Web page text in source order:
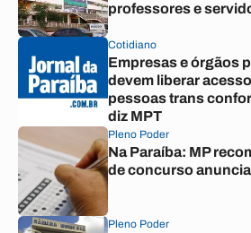
professores e
Cotidiano
Empresas e órgãos
devem liberar
pessoas trans
diz MPT
Pleno Poder
Na Paraíba: MP
de concurso
Pleno Poder